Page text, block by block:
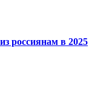
россиянам в 2025